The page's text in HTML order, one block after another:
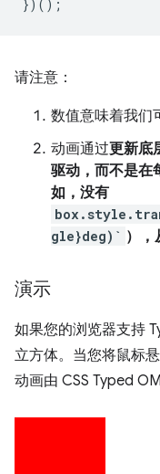
})();
请注意：
数值意味着我们
动画通过更新底
驱动，而不是在
如，没有
gle}deg)` ），
演示
如果您的浏览器支持
立方体。当您将鼠标
动画由 CSS Typed